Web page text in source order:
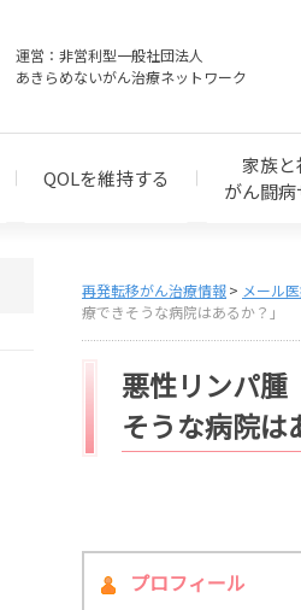
運営：非営利型一般社団法人
あきらめないがん治療ネットワーク
QOLを維持する
家族と
がん闘
再発転移がん治療情報 メール
療できそうな病院はあるか？」
悪性リンパ腫
そうな病院は
プロフィール